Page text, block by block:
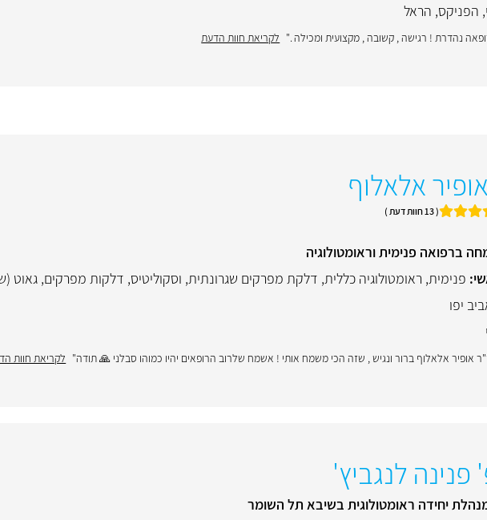
, הפניקס, הראל
נהדרת ! רגישה , קשובה , מקצועית ומכילה ." לקריאת חוות הדעת
אלאלוף
( 13 חוות דעת )
ברפואה פנימית וראומטולוגיה
פנימית, ראומטולוגיה כללית, דלקת מפרקים שגרונתית, וסקוליטיס, דלקות מפרקים, גאוט
יפו
אופיר אלאלוף ברור ונגיש , שזה הכי משמח אותי ! אשמח שלרוב הרופאים יהיו כמוהו סבלני 🙏 תודה" לקריאת חוות
פנינה לנגביץ'
יחידה ראומטולוגית בשיבא תל השומר